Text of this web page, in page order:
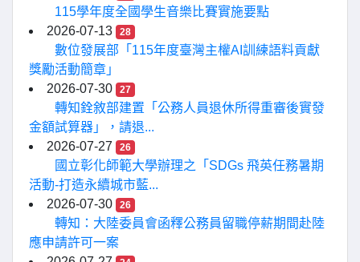
115學年度全國學生音樂比賽實施要點
2026-07-13
28
數位發展部「115年度臺灣主權AI訓練語料貢獻
獎勵活動簡章」
2026-07-30
27
轉知銓敘部建置「公務人員退休所得重審後實發
金額試算器」，請退...
2026-07-27
26
國立彰化師範大學辦理之「SDGs 飛英任務暑期
活動-打造永續城市藍...
2026-07-30
26
轉知：大陸委員會函釋公務員留職停薪期間赴陸
應申請許可一案